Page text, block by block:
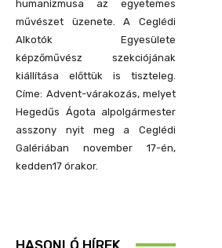
humanizmusa az egyetemes
művészet üzenete. A Ceglédi
Alkotók Egyesülete
képzőművész szekciójának
kiállítása előttük is tiszteleg.
Címe: Advent-várakozás, melyet
Hegedűs Ágota alpolgármester
asszony nyit meg a Ceglédi
Galériában november 17-én,
kedden17 órakor.
HASONLÓ HÍREK